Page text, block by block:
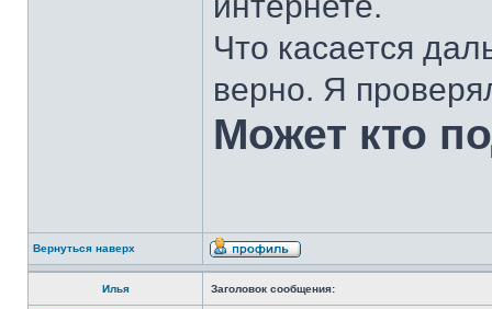
Что касается
верно. Я
Может кто
Вернуться наверх
Илья Заголовок сообщения: